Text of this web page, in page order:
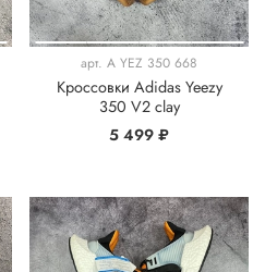
арт. A YEZ 350 668
Кроссовки Adidas Yeezy
350 V2 clay
5 499 ₽